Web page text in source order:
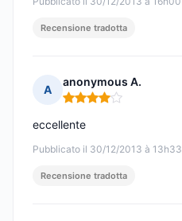
Recensione tradotta
A
anonymous A.
Nota: 4 su 5
Pubblicato il 30/12/2013 à 13h33
eccellente
Recensione tradotta